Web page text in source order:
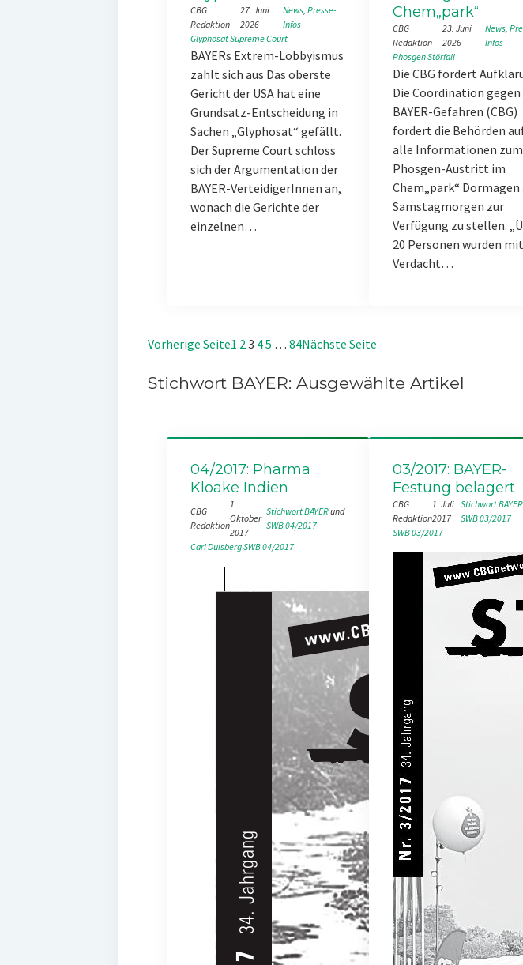
CBG
Redaktion
27. Juni
2026
News, Presse-
Infos
GlyphosatSupreme Court
BAYERs Extrem-Lobbyismus
zahlt sich aus Das oberste
Gericht der USA hat eine
Grundsatz-Entscheidung in
Sachen „Glyphosat“ gefällt.
Der Supreme Court schloss
sich der Argumentation der
BAYER-VerteidigerInnen an,
wonach die Gerichte der
einzelnen…
Chem„park“
CBG
Redaktion
23. Juni
2026
News,
Infos
PhosgenStörfall
Die CBG fordert
Die Coordination gegen
BAYER-Gefahren (CBG)
fordert die Behörden
alle Informationen zum
Phosgen-Austritt im
Chem„park“ Dormagen
Samstagmorgen zur
Verfügung zu stellen.
20 Personen wurden mit
Verdacht…
Vorherige Seite1 23 45 … 84Nächste Seite
Stichwort BAYER: Ausgewählte Artikel
04/2017: Pharma
Kloake Indien
CBG
Redaktion
1.
Oktober
2017
Stichwort BAYER
und
SWB 04/2017
Carl DuisbergSWB 04/2017
03/2017: BAYER-
Festung belagert
CBG
Redaktion
1. Juli
2017
Stichwort BAYER
SWB 03/2017
SWB 03/2017